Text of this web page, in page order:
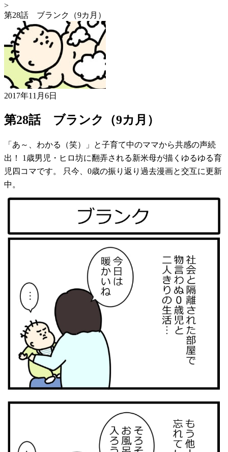
>
第28話 ブランク（9カ月）
2017年11月6日
第28話 ブランク（9カ月）
「あ～、わかる（笑）」と子育て中のママから共感の声続
出！ 1歳男児・ヒロ坊に翻弄される新米母が描くゆるゆる育
児四コマです。 只今、0歳の振り返り過去漫画と交互に更新
中。